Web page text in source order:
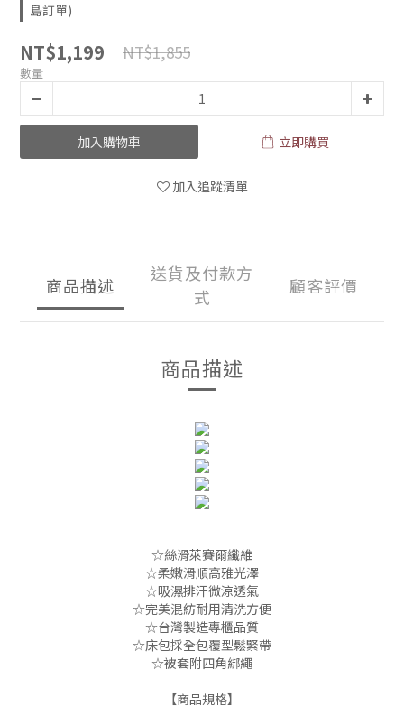
島訂單)
NT$1,199 NT$1,855
數量
加入購物車 立即購買
加入追蹤清單
商品描述
送貨及付款方
式
顧客評價
商品描述
☆絲滑萊賽爾纖維
☆柔嫩滑順高雅光澤
☆吸濕排汗微涼透氣
☆完美混紡耐用清洗方便
☆台灣製造專櫃品質
☆床包採全包覆型鬆緊帶
☆被套附四角綁繩
【商品規格】